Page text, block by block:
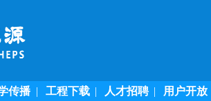
传播 | 工程下载 | 人才招聘 | 用户开放